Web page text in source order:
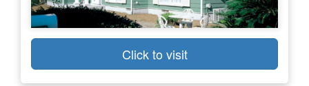
Click to visit